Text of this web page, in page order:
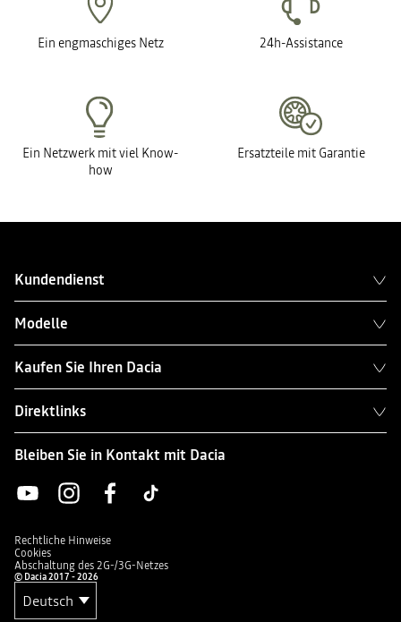
Ein engmaschiges Netz 24h-Assistance
Ein Netzwerk mit viel Know-
how
Ersatzteile mit Garantie
Kundendienst
Modelle
Kaufen Sie Ihren Dacia
Direktlinks
Bleiben Sie in Kontakt mit Dacia
Rechtliche Hinweise
Cookies
Abschaltung des 2G-/3G-Netzes
© Dacia 2017 - 2026